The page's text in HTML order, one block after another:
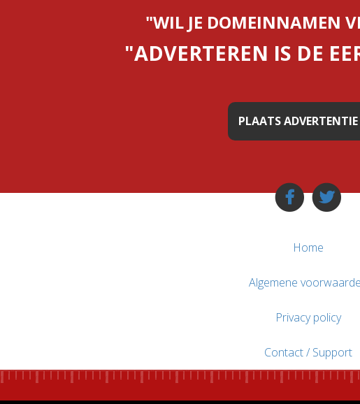
"WIL JE DOMEINNAMEN
"ADVERTEREN IS DE
PLAATS ADVERTENTIE
Home
Algemene
Privacy policy
Contact / Support